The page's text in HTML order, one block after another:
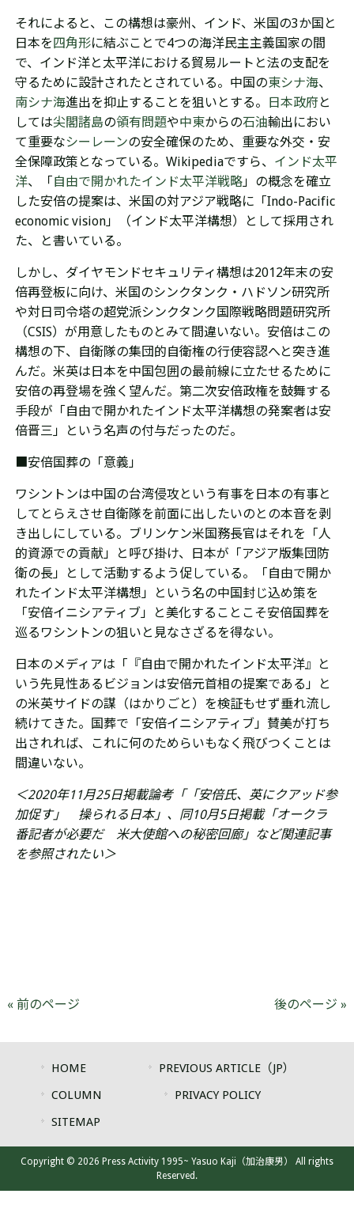
それによると、この構想は豪州、インド、米国の3か国と
日本を四角形に結ぶことで4つの海洋民主主義国家の間
で、インド洋と太平洋における貿易ルートと法の支配を
守るために設計されたとされている。中国の東シナ海、
南シナ海進出を抑止することを狙いとする。 日本政府 と
しては尖閣諸島の領有問題や中東からの石油輸出におい
て重要なシーレーンの安全確保のため、重要な外交・安
全保障政策となっている。 Wikipediaですら、 インド太平
洋、「自由で開かれたインド太平洋戦略」の概念を確立
した安倍の提案は、米国の対アジア戦略に「Indo-Pacific
economic vision」（インド太平洋構想）として採用され
た、と書いている。
しかし、ダイヤモンドセキュリティ構想は2012年末の安
倍再登板に向け、米国のシンクタンク・ハドソン研究所
や対日司令塔の超党派シンクタンク国際戦略問題研究所
（CSIS）が用意したものとみて間違いない。安倍はこの
構想の下、自衛隊の集団的自衛権の行使容認へと突き進
んだ。米英は日本を中国包囲の最前線に立たせるために
安倍の再登場を強く望んだ。第二次安倍政権を鼓舞する
手段が「自由で開かれたインド太平洋構想の発案者は安
倍晋三」という名声の付与だったのだ。
■安倍国葬の「意義」
ワシントンは中国の台湾侵攻という有事を日本の有事と
してとらえさせ自衛隊を前面に出したいのとの本音を剥
き出しにしている。ブリンケン米国務長官はそれを「人
的資源での貢献」と呼び掛け、日本が「アジア版集団防
衛の長」として活動するよう促している。「自由で開か
れたインド太平洋構想」という名の中国封じ込め策を
「安倍イニシアティブ」と美化することこそ安倍国葬を
巡るワシントンの狙いと見なさざるを得ない。
日本のメディアは「『自由で開かれたインド太平洋』と
いう先見性あるビジョンは安倍元首相の提案である」と
の米英サイドの謀（はかりごと）を検証もせず垂れ流し
続けてきた。国葬で「安倍イニシアティブ」賛美が打ち
出されれば、これに何のためらいもなく飛びつくことは
間違いない。
＜2020年11月25日掲載論考「「安倍氏、英にクアッド参
加促す」 操られる日本」、同10月5日掲載「オークラ
番記者が必要だ 米大使館への秘密回廊」 など関連記事
を参照されたい＞
« 前のページ 後のページ »
HOME
PREVIOUS ARTICLE（JP）
COLUMN
PRIVACY POLICY
SITEMAP
Copyright © 2026 Press Activity 1995~ Yasuo Kaji（加治康男） All rights
Reserved.